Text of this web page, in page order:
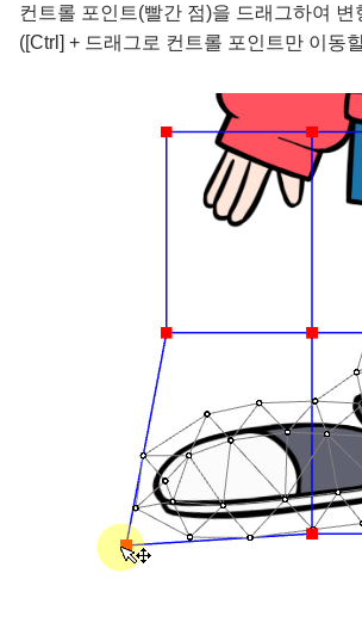
컨트롤 포인트(빨간 점)을 드래그하여 변
([Ctrl] + 드래그로 컨트롤 포인트만 이동